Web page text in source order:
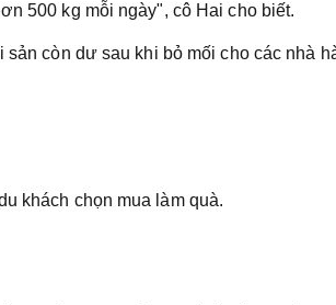
500 kg mỗi ngày", cô Hai cho biết.
còn dư sau khi bỏ mối cho các nhà
khách chọn mua làm quà.